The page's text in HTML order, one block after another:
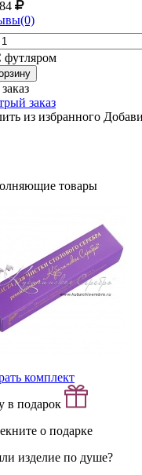
футляром
заказ
из избранного
товары
комплект
в подарок
о подарке
изделие по душе?